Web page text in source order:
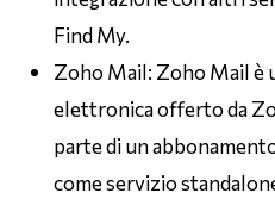
Find My.
Zoho Mail: Zoho Mail è
elettronica offerto da
parte di un
come servizio